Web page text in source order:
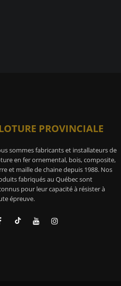
PROVINCIALE
sommes fabricants et installateurs de
en fer ornemental, bois, composite,
et maille de chaine depuis 1988. Nos
fabriqués au Québec sont
pour leur capacité à résister à
épreuve.